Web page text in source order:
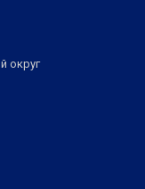
округ